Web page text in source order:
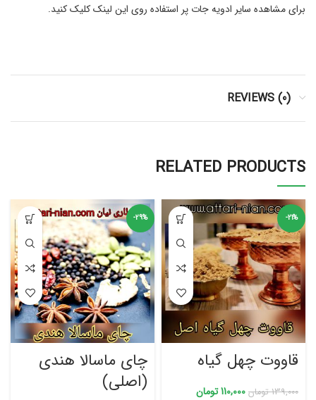
برای مشاهده سایر ادویه جات پر استفاده روی این لینک کلیک کنید.
REVIEWS (0)
RELATED PRODUCTS
-21%
قاووت چهل گیاه
139,000 تومان 110,000تومان
-29%
چای ماسالا هندی
(اصلی)